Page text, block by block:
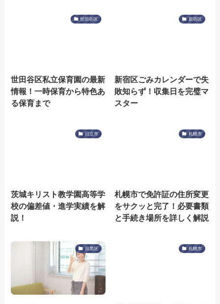
世田谷区
世田谷区私立保育園の最新
情報！一時保育から特色あ
る保育まで
新宿区
新宿区ごみカレンダーで失
敗知らず！収集日を完璧マ
スター
日立市
茨城キリスト教学園高等学
校の偏差値・進学実績を解
説！
札幌市
札幌市で免許証の住所変更
をサクッと完了！必要書類
と手続き場所を詳しく解説
目黒区 札幌市